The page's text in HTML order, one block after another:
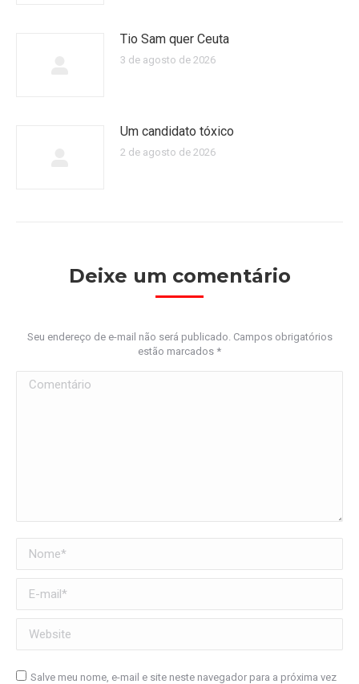
Tio Sam quer Ceuta
3 de agosto de 2026
Um candidato tóxico
2 de agosto de 2026
Deixe um comentário
Seu endereço de e-mail não será publicado. Campos obrigatórios
estão marcados *
Comentário
Nome *
E-mail *
Website
Salve meu nome, e-mail e site neste navegador para a próxima vez